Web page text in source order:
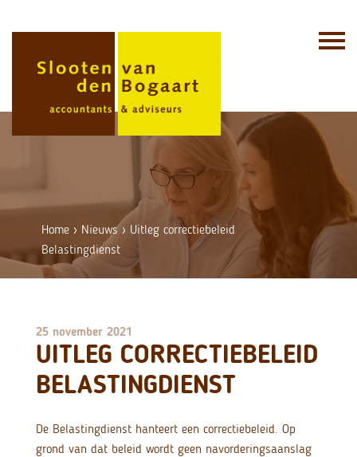
Home › Nieuws› Uitleg correctiebeleid
Belastingdienst
25 november 2021
UITLEG CORRECTIEBELEID
BELASTINGDIENST
De Belastingdienst hanteert een correctiebeleid. Op
grond van dat beleid wordt geen navorderingsaanslag